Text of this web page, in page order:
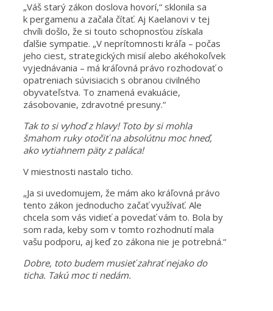
„Váš starý zákon doslova hovorí,“ sklonila sa
k pergamenu a začala čítať. Aj Kaelanovi v tej
chvíli došlo, že si touto schopnosťou získala
ďalšie sympatie. „V neprítomnosti kráľa – počas
jeho ciest, strategických misií alebo akéhokoľvek
vyjednávania – má kráľovná právo rozhodovať o
opatreniach súvisiacich s obranou civilného
obyvateľstva. To znamená evakuácie,
zásobovanie, zdravotné presuny.“
Tak to si vyhoď z hlavy! Toto by si mohla
šmahom ruky otočiť na absolútnu moc hneď,
ako vytiahnem päty z paláca!
V miestnosti nastalo ticho.
„Ja si uvedomujem, že mám ako kráľovná právo
tento zákon jednoducho začať využívať. Ale
chcela som vás vidieť a povedať vám to. Bola by
som rada, keby som v tomto rozhodnutí mala
vašu podporu, aj keď zo zákona nie je potrebná.“
Dobre, toto budem musieť zahrať nejako do
ticha. Takú moc ti nedám.